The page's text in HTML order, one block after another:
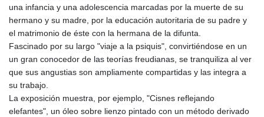
una infancia y una adolescencia marcadas por la muerte de su
hermano y su madre, por la educación autoritaria de su padre y
el matrimonio de éste con la hermana de la difunta.
Fascinado por su largo "viaje a la psiquis", convirtiéndose en un
un gran conocedor de las teorías freudianas, se tranquiliza al ver
que sus angustias son ampliamente compartidas y las integra a
su trabajo.
La exposición muestra, por ejemplo, "Cisnes reflejando
elefantes", un óleo sobre lienzo pintado con un método derivado